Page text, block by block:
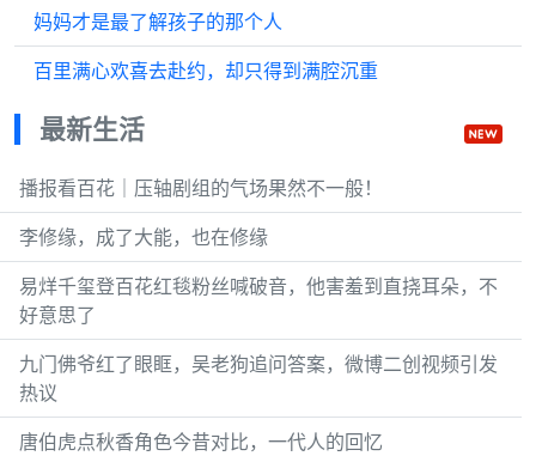
妈妈才是最了解孩子的那个人
百里满心欢喜去赴约，却只得到满腔沉重
最新生活
播报看百花｜压轴剧组的气场果然不一般！
李修缘，成了大能，也在修缘
易烊千玺登百花红毯粉丝喊破音，他害羞到直挠耳朵，不
好意思了
九门佛爷红了眼眶，吴老狗追问答案，微博二创视频引发
热议
唐伯虎点秋香角色今昔对比，一代人的回忆